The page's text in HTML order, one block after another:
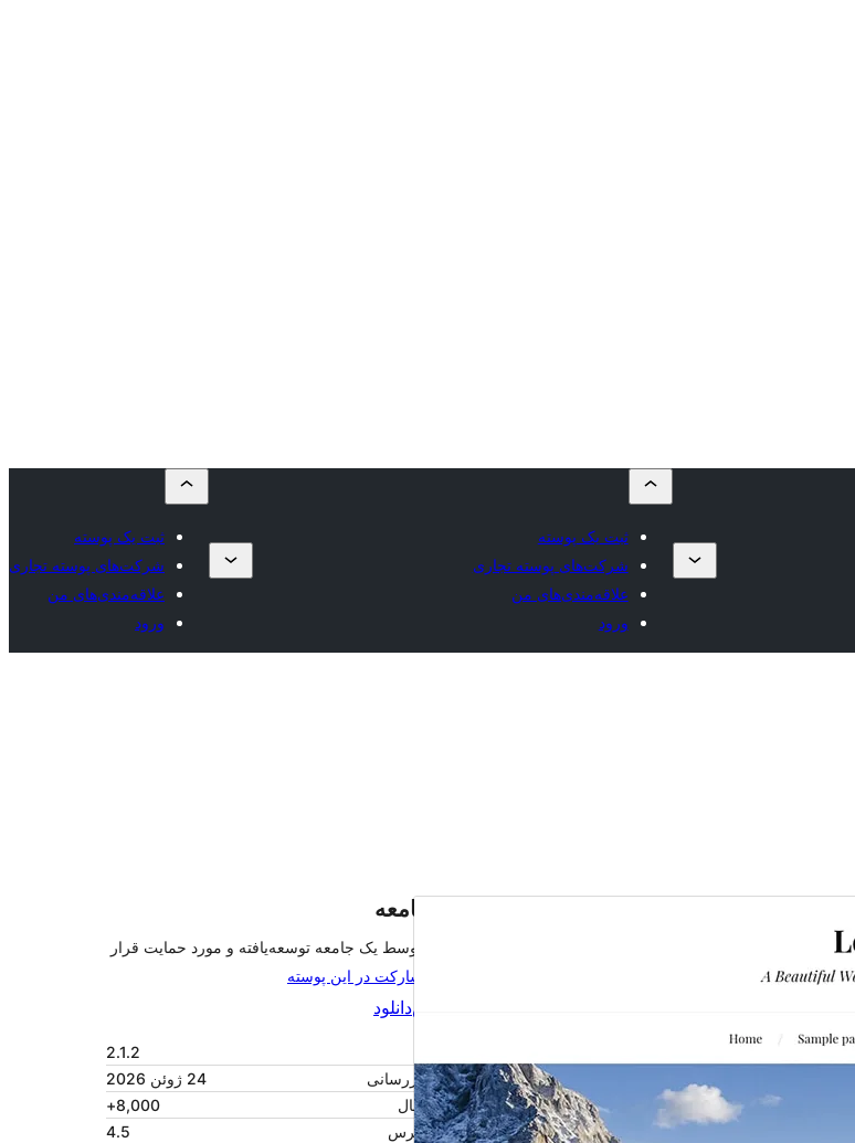
ثبت یک پوسته
شرکت‌های پوسته تجاری
علاقه‌مندی‌های من
ورود
ثبت یک پوسته
شرکت‌های پوسته تجاری
علاقه‌مندی‌های من
ورود
پوسته جامعه
این پوسته توسط یک جامعه توسعه‌یافته و مورد حمایت قرار
مشارکت در این پوسته
پیش‌نمایشدانلود
2.1.2
آخرین به‌روزرسانی
24 ژوئن 2026
نصب‌های فعال
8,000+
نگارش وردپرس
4.5